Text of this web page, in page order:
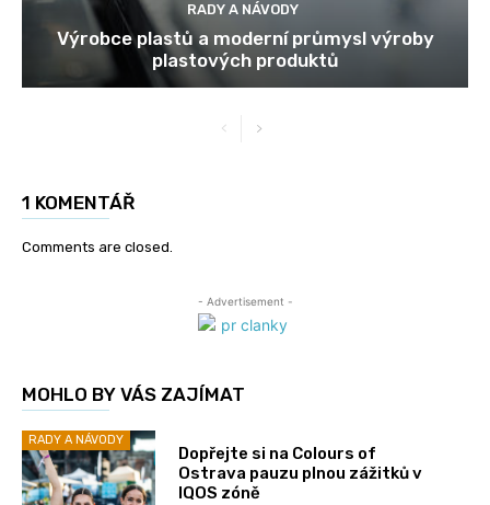
RADY A NÁVODY
Výrobce plastů a moderní průmysl výroby
plastových produktů
1 KOMENTÁŘ
Comments are closed.
- Advertisement -
MOHLO BY VÁS ZAJÍMAT
RADY A NÁVODY
Dopřejte si na Colours of
Ostrava pauzu plnou zážitků v
IQOS zóně